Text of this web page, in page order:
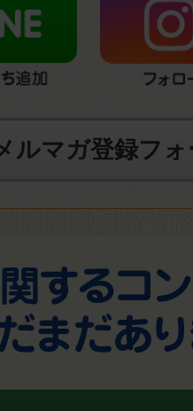
ルマガ登録フ